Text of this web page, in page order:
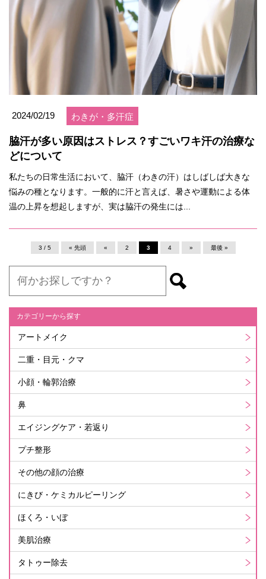
2024/02/19 わきが・多汗症
脇汗が多い原因はストレス？すごいワキ汗の治療な
どについて
私たちの日常生活において、脇汗（わきの汗）はしばしば大きな
悩みの種となります。一般的に汗と言えば、暑さや運動による体
温の上昇を想起しますが、実は脇汗の発生には...
3 / 5 « 先頭 « 2 3 4 » 最後 »
カテゴリーから探す
アートメイク
二重・目元・クマ
小顔・輪郭治療
鼻
エイジングケア・若返り
プチ整形
その他の顔の治療
にきび・ケミカルピーリング
ほくろ・いぼ
美肌治療
タトゥー除去